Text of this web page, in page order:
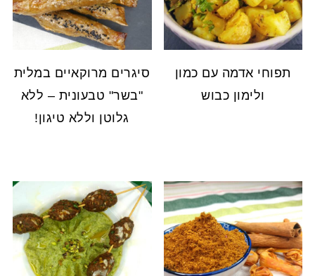
תפוחי אדמה עם כמון
ולימון כבוש
סיגרים מרוקאיים במלית
"בשר" טבעונית – ללא
גלוטן וללא טיגון!